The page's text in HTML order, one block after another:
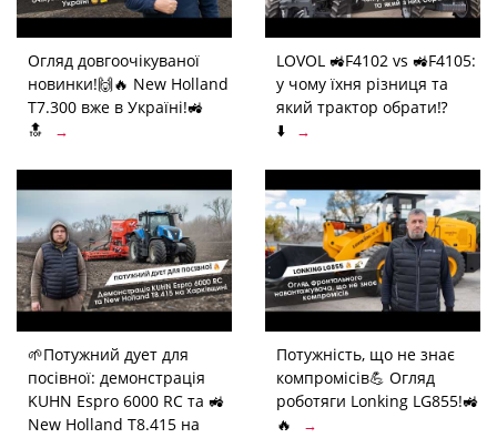
Огляд довгоочікуваної
новинки!🙌🔥 New Holland
T7.300 вже в Україні!🚜
🔝
→
LOVOL 🚜F4102 vs 🚜F4105:
у чому їхня різниця та
який трактор обрати⁉️
⬇️
→
🌱Потужний дует для
посівної: демонстрація
KUHN Espro 6000 RC та 🚜
New Holland T8.415 на
Потужність, що не знає
компромісів💪 Огляд
роботяги Lonking LG855!🚜
🔥
→